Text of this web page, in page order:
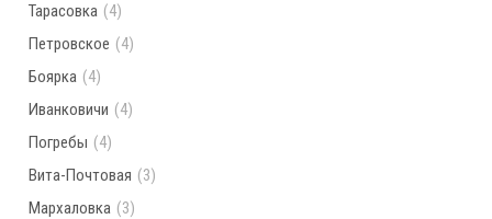
Тарасовка (4)
Петровское (4)
Боярка (4)
Иванковичи (4)
Погребы (4)
Вита-Почтовая (3)
Мархаловка (3)